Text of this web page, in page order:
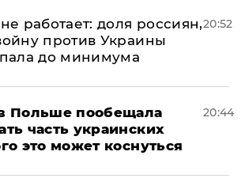
работает: доля россиян,
против Украины
до минимума
20:52
Польше пообещала
часть украинских
это может коснуться
20:44